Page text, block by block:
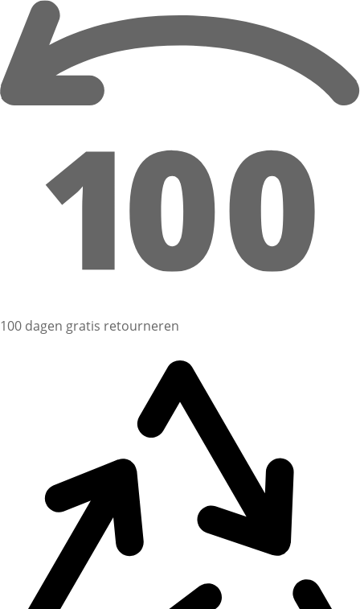
100 dagen gratis retourneren